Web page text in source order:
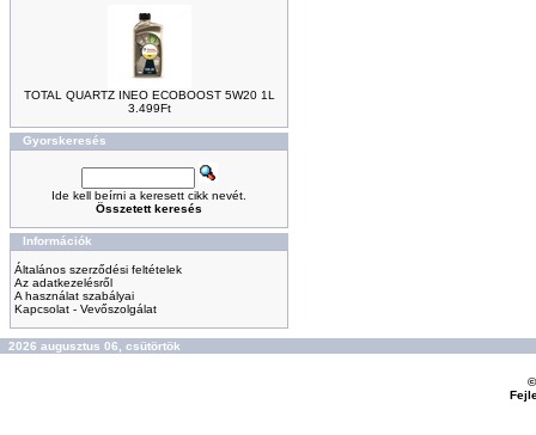
TOTAL QUARTZ INEO ECOBOOST 5W20 1L
3.499Ft
Gyorskeresés
Ide kell beírni a keresett cikk nevét.
Összetett keresés
Információk
Általános szerződési feltételek
Az adatkezelésről
A használat szabályai
Kapcsolat - Vevőszolgálat
2026 augusztus 06, csütörtök